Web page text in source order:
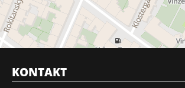
KONTAKT